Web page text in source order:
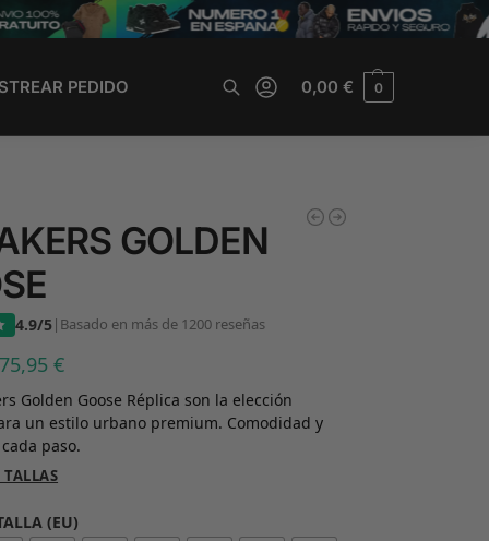
PEDIDO 0,00€ 0
GOLDEN
4.9/5| Basado en más de 1200 reseñas
75,95€
Golden Goose Réplica son la elección
un estilo urbano premium. Comodidad y
paso.
(EU)